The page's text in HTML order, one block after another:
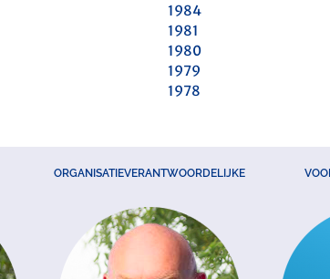
1984
1981
1980
1979
1978
ORGANISATIEVERANTWOORDELIJKE